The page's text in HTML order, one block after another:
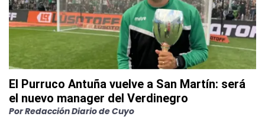
El Purruco Antuña vuelve a San Martín: será
el nuevo manager del Verdinegro
PorRedacción Diario de Cuyo